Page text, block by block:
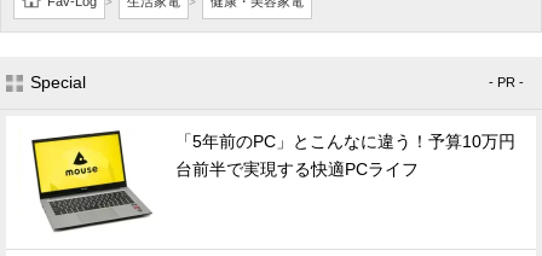
Special - PR -
「5年前のPC」とこんなに違う！予算10万円
台前半で実現する快適PCライフ